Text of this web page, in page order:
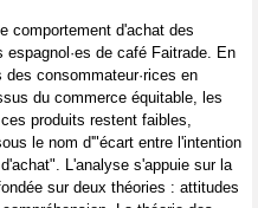
comportement d'achat des
espagnol·es de café Faitrade. En
consommateur·rices en
du commerce équitable, les
produits restent faibles,
le nom d'"écart entre l'intention
L'analyse s'appuie sur la
sur deux théories : attitudes